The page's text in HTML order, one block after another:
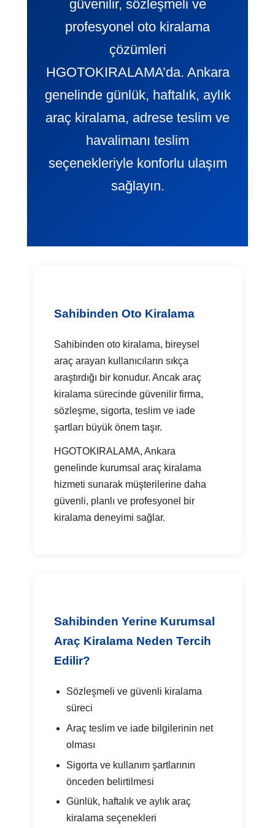
güvenilir, sözleşmeli ve
profesyonel oto kiralama
çözümleri
HGOTOKIRALAMA’da. Ankara
genelinde günlük, haftalık, aylık
araç kiralama, adrese teslim ve
havalimanı teslim
seçenekleriyle konforlu ulaşım
sağlayın.
Sahibinden Oto Kiralama
Sahibinden oto kiralama, bireysel
araç arayan kullanıcıların sıkça
araştırdığı bir konudur. Ancak araç
kiralama sürecinde güvenilir firma,
sözleşme, sigorta, teslim ve iade
şartları büyük önem taşır.
HGOTOKIRALAMA, Ankara
genelinde kurumsal araç kiralama
hizmeti sunarak müşterilerine daha
güvenli, planlı ve profesyonel bir
kiralama deneyimi sağlar.
Sahibinden Yerine Kurumsal
Araç Kiralama Neden Tercih
Edilir?
Sözleşmeli ve güvenli kiralama
süreci
Araç teslim ve iade bilgilerinin net
olması
Sigorta ve kullanım şartlarının
önceden belirtilmesi
Günlük, haftalık ve aylık araç
kiralama seçenekleri